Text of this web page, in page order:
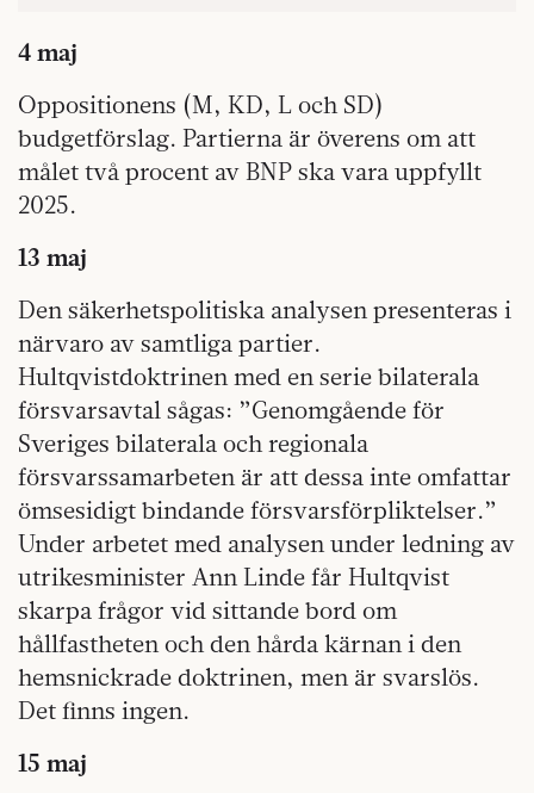
4 maj
Oppositionens (M, KD, L och SD)
budgetförslag. Partierna är överens om att
målet två procent av BNP ska vara uppfyllt
2025.
13 maj
Den säkerhetspolitiska analysen presenteras i
närvaro av samtliga partier.
Hultqvistdoktrinen med en serie bilaterala
försvarsavtal sågas: ”Genomgående för
Sveriges bilaterala och regionala
försvarssamarbeten är att dessa inte omfattar
ömsesidigt bindande försvarsförpliktelser.”
Under arbetet med analysen under ledning av
utrikesminister Ann Linde får Hultqvist
skarpa frågor vid sittande bord om
hållfastheten och den hårda kärnan i den
hemsnickrade doktrinen, men är svarslös.
Det finns ingen.
15 maj